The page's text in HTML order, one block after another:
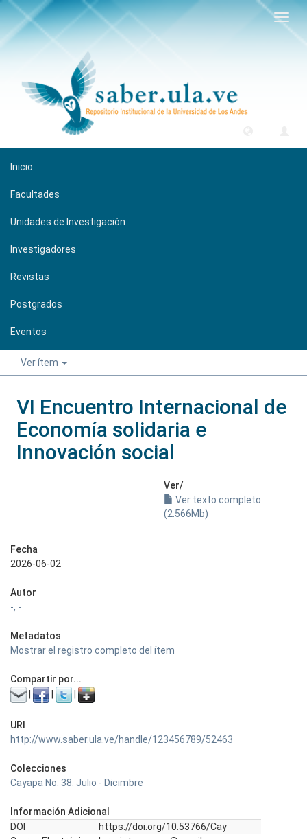
Inicio
Facultades
Unidades de Investigación
Investigadores
Revistas
Postgrados
Eventos
Ver ítem
VI Encuentro Internacional de
Economía solidaria e
Innovación social
Ver/
Ver texto completo
(2.566Mb)
Fecha
2026-06-02
Autor
-, -
Metadatos
Mostrar el registro completo del ítem
Compartir por...
URI
http://www.saber.ula.ve/handle/123456789/52463
Colecciones
Cayapa No. 38: Julio - Dicimbre
Información Adicional
DOI
https://doi.org/10.53766/Cay